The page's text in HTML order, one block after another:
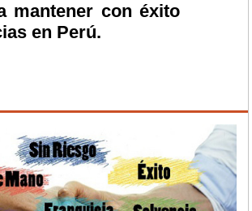
mantener con éxito
en Perú.